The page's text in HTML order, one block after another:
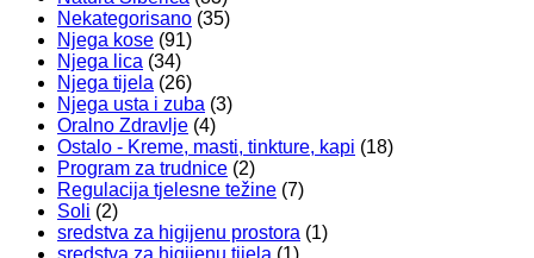
Nekategorisano (35)
Njega kose (91)
Njega lica (34)
Njega tijela (26)
Njega usta i zuba (3)
Oralno Zdravlje (4)
Ostalo - Kreme, masti, tinkture, kapi (18)
Program za trudnice (2)
Regulacija tjelesne težine (7)
Soli (2)
sredstva za higijenu prostora (1)
sredstva za higijenu tijela (1)